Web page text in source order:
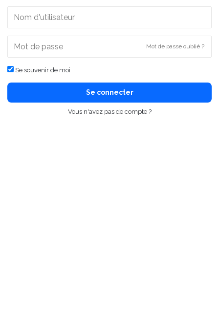
Mot de passe oublié ?
Se souvenir de moi
Se connecter
Vous n'avez pas de compte ?